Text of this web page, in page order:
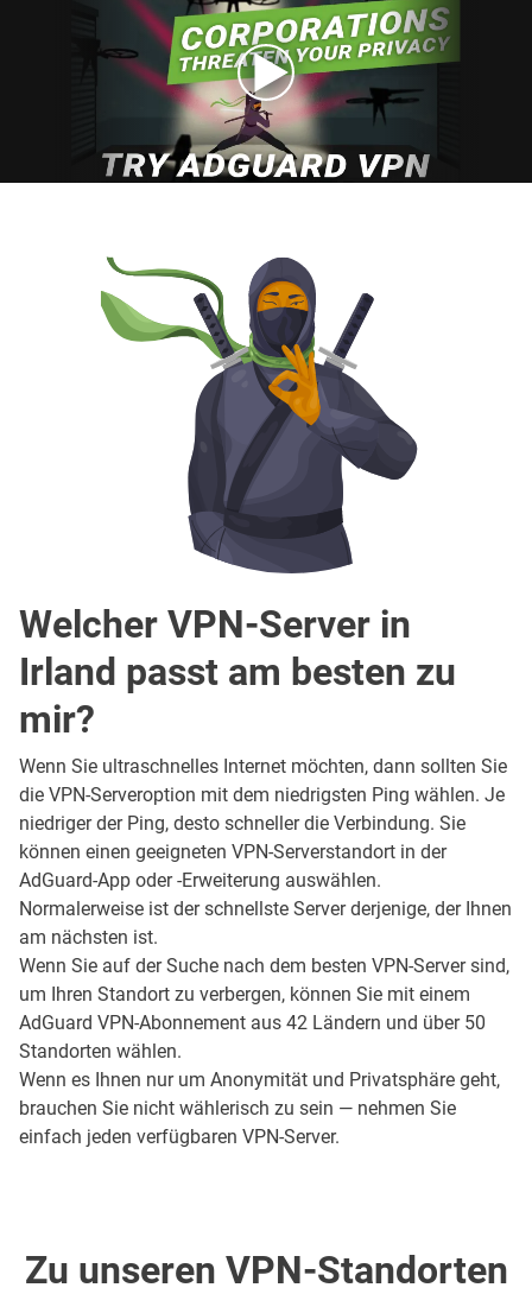
Welcher VPN-Server in
Irland passt am besten zu
mir?
Wenn Sie ultraschnelles Internet möchten, dann sollten Sie
die VPN-Serveroption mit dem niedrigsten Ping wählen. Je
niedriger der Ping, desto schneller die Verbindung. Sie
können einen geeigneten VPN-Serverstandort in der
AdGuard-App oder -Erweiterung auswählen.
Normalerweise ist der schnellste Server derjenige, der Ihnen
am nächsten ist.
Wenn Sie auf der Suche nach dem besten VPN-Server sind,
um Ihren Standort zu verbergen, können Sie mit einem
AdGuard VPN-Abonnement aus 42 Ländern und über 50
Standorten wählen.
Wenn es Ihnen nur um Anonymität und Privatsphäre geht,
brauchen Sie nicht wählerisch zu sein — nehmen Sie
einfach jeden verfügbaren VPN-Server.
Zu unseren VPN-Standorten